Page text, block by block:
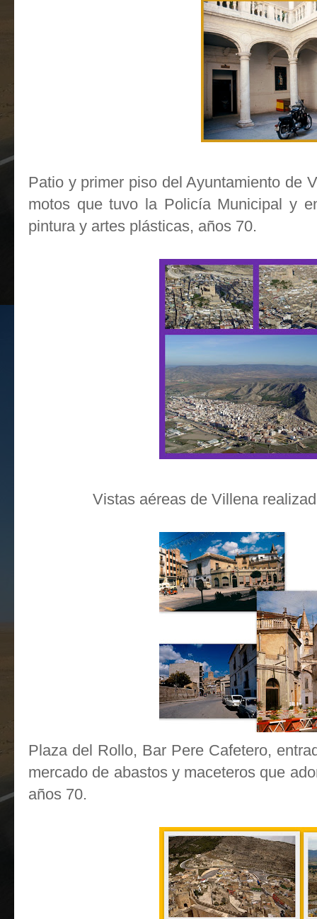
Patio y primer piso del Ayuntamiento de
motos que tuvo la Policía Municipal y
pintura y artes plásticas, años 70.
Vistas aéreas de Villena
Plaza del Rollo, Bar Pere Cafetero,
mercado de abastos y maceteros que
años 70.